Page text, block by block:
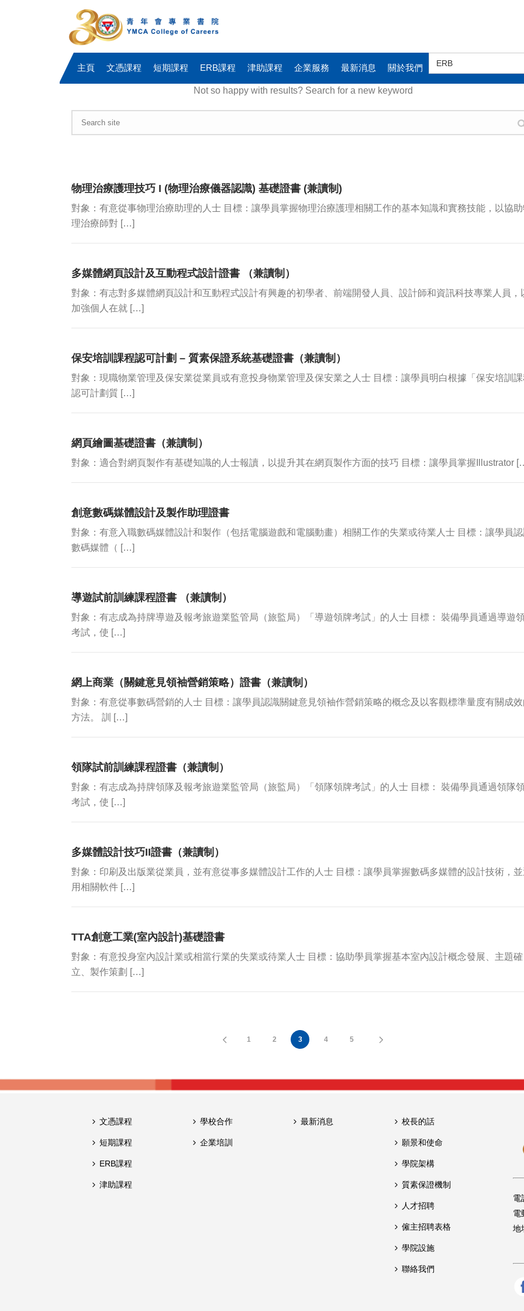
主頁 文憑課程 短期課程 ERB課程 津助課程 企業服務 最新消息 關於我們
Search
for:
Not so happy with results? Search for a new keyword
物理治療護理技巧 I (物理治療儀器認識) 基礎證書 (兼讀制)
對象：有意從事物理治療助理的人士 目標：讓學員掌握物理治療護理相關工作的基本知識和實務技能，以協
理治療師對 […]
多媒體網頁設計及互動程式設計證書 （兼讀制）
對象：有志對多媒體網頁設計和互動程式設計有興趣的初學者、前端開發人員、設計師和資訊科技專業人員，
加強個人在就 […]
保安培訓課程認可計劃 – 質素保證系統基礎證書（兼讀制）
對象：現職物業管理及保安業從業員或有意投身物業管理及保安業之人士 目標：讓學員明白根據「保安培訓
認可計劃質 […]
網頁繪圖基礎證書（兼讀制）
對象：適合對網頁製作有基礎知識的人士報讀，以提升其在網頁製作方面的技巧 目標：讓學員掌握Illustrator
創意數碼媒體設計及製作助理證書
對象：有意入職數碼媒體設計和製作（包括電腦遊戲和電腦動畫）相關工作的失業或待業人士 目標：讓學員
數碼媒體（ […]
導遊試前訓練課程證書 （兼讀制）
對象：有志成為持牌導遊及報考旅遊業監管局（旅監局）「導遊領牌考試」的人士 目標： 裝備學員通過導遊
考試，使 […]
網上商業（關鍵意見領袖營銷策略）證書（兼讀制）
對象：有意從事數碼營銷的人士 目標：讓學員認識關鍵意見領袖作營銷策略的概念及以客觀標準量度有關成
方法。 訓 […]
領隊試前訓練課程證書（兼讀制）
對象：有志成為持牌領隊及報考旅遊業監管局（旅監局）「領隊領牌考試」的人士 目標： 裝備學員通過領隊
考試，使 […]
多媒體設計技巧II證書（兼讀制）
對象：印刷及出版業從業員，並有意從事多媒體設計工作的人士 目標：讓學員掌握數碼多媒體的設計技術，
用相關軟件 […]
TTA創意工業(室內設計)基礎證書
對象：有意投身室內設計業或相當行業的失業或待業人士 目標：協助學員掌握基本室內設計概念發展、主題確
立、製作策劃 […]
1 2 3 4 5
文憑課程
短期課程
ERB課程
津助課程
學校合作
企業培訓
最新消息 校長的話
願景和使命
學院架構
質素保證機制
人才招聘
僱主招聘表格
學院設施
聯絡我們
電
電
地